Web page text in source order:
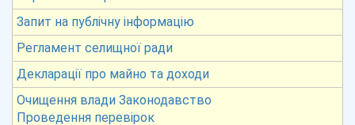
Запит на публічну інформацію
Регламент селищної ради
Декларації про майно та доходи
Очищення влади Законодавство
Проведення перевірок